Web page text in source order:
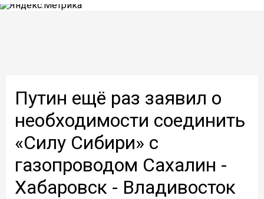
Путин ещё раз заявил о
необходимости соединить
«Силу Сибири» с
газопроводом Сахалин -
Хабаровск - Владивосток